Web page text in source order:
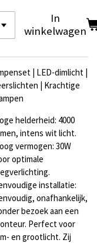
In
winkelwagen
| LED-dimlicht |
| Krachtige
helderheid: 4000
intens wit licht.
vermogen: 30W
optimale
installatie:
onafhankelijk,
bezoek aan een
Perfect voor
en grootlicht. Zij